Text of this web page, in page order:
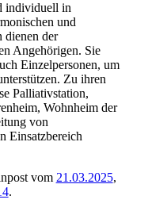
individuell in
und
dienen der
Angehörigen. Sie
Einzelpersonen, um
Zu ihren
Palliativstation,
Wohnheim der
von
Einsatzbereich
vom 21.03.2025,
.